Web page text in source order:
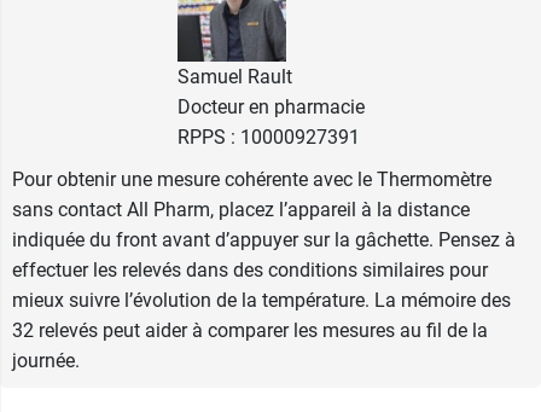
Thermomètre frontal All Pharm
déshabiller l’enfant ou de le réveiller pendant la
prise de température.
Sa forme pistolet permet de viser facilement la
zone de mesure, même lorsque l’enfant dort,
facilite la prise en main. Il convient chez les
adultes et les enfantsdès l'âge de 3 mois. Enfin,
il est possible de choisir l'unité de mesure de la
température, entre celsius et fahrenheit.
Caractéristiques :
Samuel Rault
Docteur en pharmacie
RPPS : 10000927391
Pour obtenir une mesure cohérente avec le Thermomètre
sans contact All Pharm, placez l’appareil à la distance
indiquée du front avant d’appuyer sur la gâchette. Pensez à
effectuer les relevés dans des conditions similaires pour
mieux suivre l’évolution de la température. La mémoire des
32 relevés peut aider à comparer les mesures au fil de la
journée.